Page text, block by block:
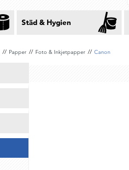
Städ & Hygien
// Papper // Foto & Inkjetpapper // Canon